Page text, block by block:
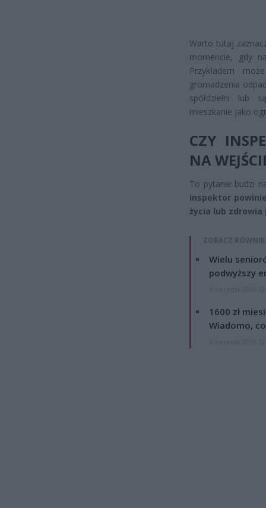
Warto tutaj
momencie, gdy
Przykładem
gromadzenia
spółdzielni lub
mieszkanie jako
CZY
NA
To pytanie budzi
inspektor
życia lub
ZOBACZ
Wielu
podwyższy
1600 zł
Wiadomo,